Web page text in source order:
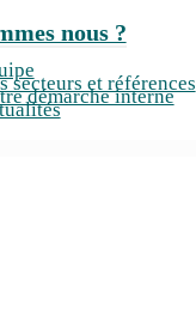
nous ?
secteurs et références
démarche interne